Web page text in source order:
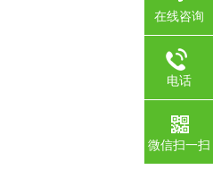
在线咨询
电话
微信扫一扫